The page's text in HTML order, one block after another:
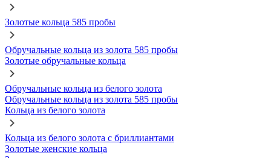
Золотые кольца 585 пробы
Обручальные кольца из золота 585 пробы
Золотые обручальные кольца
Обручальные кольца из белого золота
Обручальные кольца из золота 585 пробы
Кольца из белого золота
Кольца из белого золота с бриллиантами
Золотые женские кольца